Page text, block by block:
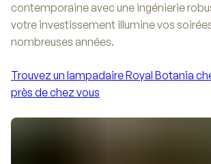
contemporaine avec une ingénierie
votre investissement illumine vos
nombreuses années.
Trouvez un lampadaire Royal Botania
près de chez vous
près de chez vous